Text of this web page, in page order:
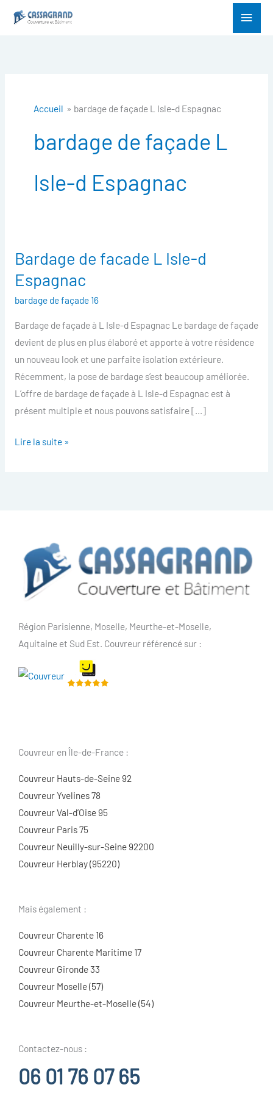
Menu
Accueil bardage de façade L Isle-d Espagnac
bardage de façade L
Isle-d Espagnac
Bardage de facade L Isle-d
Espagnac
bardage de façade 16
Bardage de façade à L Isle-d Espagnac Le bardage de façade
devient de plus en plus élaboré et apporte à votre résidence
un nouveau look et une parfaite isolation extérieure.
Récemment, la pose de bardage s’est beaucoup améliorée.
L’offre de bardage de façade à L Isle-d Espagnac est à
présent multiple et nous pouvons satisfaire […]
Bardage
de
facade
L
Isle-
d
Espagnac
Lire la suite »
Région Parisienne, Moselle, Meurthe-et-Moselle,
Aquitaine et Sud Est. Couvreur référencé sur :
Couvreur en Île-de-France :
Couvreur Hauts-de-Seine 92
Couvreur Yvelines 78
Couvreur Val-d’Oise 95
Couvreur Paris 75
Couvreur Neuilly-sur-Seine 92200
Couvreur Herblay (95220)
Mais également :
Couvreur Charente 16
Couvreur Charente Maritime 17
Couvreur Gironde 33
Couvreur Moselle (57)
Couvreur Meurthe-et-Moselle (54)
Contactez-nous :
06 01 76 07 65